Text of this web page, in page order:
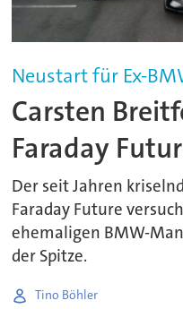
Neustart für Ex-
Carsten
Faraday
Der seit Jahren
Faraday Future
ehemaligen BMW-
der Spitze.
Tino Böhler